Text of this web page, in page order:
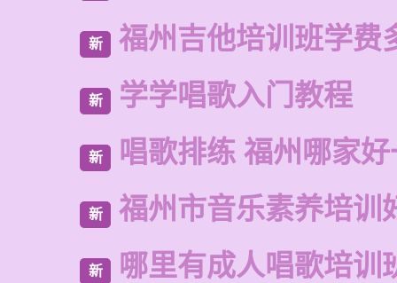
新 福州吉他培训班学费
新 学学唱歌入门教程
新 唱歌排练 福州哪家
新 福州市音乐素养培训
新 哪里有成人唱歌培训